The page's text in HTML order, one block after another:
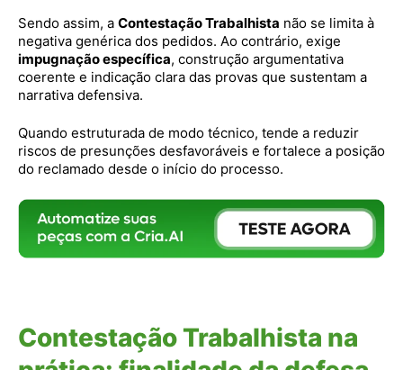
Sendo assim, a Contestação Trabalhista não se limita à
negativa genérica dos pedidos. Ao contrário, exige
impugnação específica, construção argumentativa
coerente e indicação clara das provas que sustentam a
narrativa defensiva.
Quando estruturada de modo técnico, tende a reduzir
riscos de presunções desfavoráveis e fortalece a posição
do reclamado desde o início do processo.
Contestação Trabalhista na